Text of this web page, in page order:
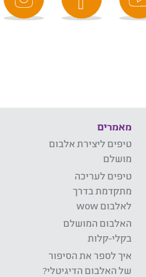
מאמרים
טיפים ליצירת אלבום
מושלם
טיפים לעריכה
מתקדמת בדרך
לאלבום wow
האלבום המושלם
בקלי-קלות
איך לספר את הסיפור
של האלבום הדיגיטלי?